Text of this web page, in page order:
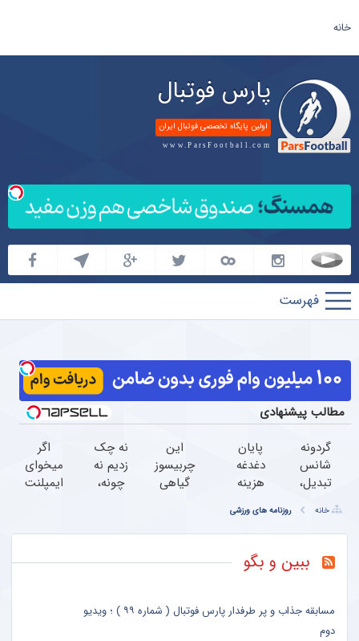
خانه
پارس فوتبال
اولین پایگاه تخصصی فوتبال ایران
www.ParsFootball.com
پارس
فوتبال
مطالب پیشنهادی
گردونه
شانس
تبدیل،
جایزه
ببر
پایان
دغدغه
هزینه
دندان
پزشکی
با پک
سفید
خانگی
این
چربیسوز
گیاهی
هارو
لاغری
نه چک
زدیم نه
چونه،
خونه
60%تخفیف
اگر
میخوای
ایمپلنت
الان
خانه روزنامه های ورزشی
ببین و بگو
مسابقه جذاب و پر طرفدار پارس فوتبال ( شماره ۹۹ ) ؛ ویدیو
دوم